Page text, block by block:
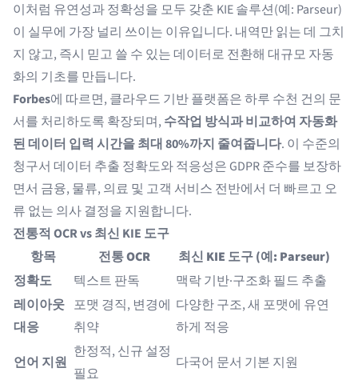
이처럼 유연성과 정확성을 모두 갖춘 KIE 솔루션(예: Parseur)
이 실무에 가장 널리 쓰이는 이유입니다. 내역만 읽는 데 그치
지 않고, 즉시 믿고 쓸 수 있는 데이터로 전환해 대규모 자동
화의 기초를 만듭니다.
Forbes에 따르면, 클라우드 기반 플랫폼은 하루 수천 건의 문
서를 처리하도록 확장되며, 수작업 방식과 비교하여 자동화
된 데이터 입력 시간을 최대 80%까지 줄여줍니다. 이 수준의
청구서 데이터 추출 정확도와 적응성은 GDPR 준수를 보장하
면서 금융, 물류, 의료 및 고객 서비스 전반에서 더 빠르고 오
류 없는 의사 결정을 지원합니다.
전통적 OCR vs 최신 KIE 도구
항목
전통 OCR
최신 KIE 도구 (예: Parseur)
정확도
텍스트 판독
맥락 기반·구조화 필드 추출
레이아웃
대응
포맷 경직, 변경에
취약
다양한 구조, 새 포맷에 유연
하게 적응
언어 지원
한정적, 신규 설정
필요
다국어 문서 기본 지원